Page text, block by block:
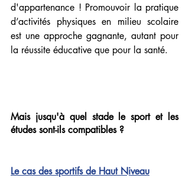
d'appartenance ! Promouvoir la pratique
d’activités physiques en milieu scolaire
est une approche gagnante, autant pour
la réussite éducative que pour la santé.
Mais jusqu'à quel stade le sport et les
études sont-ils compatibles ?
Le cas des sportifs de Haut Niveau